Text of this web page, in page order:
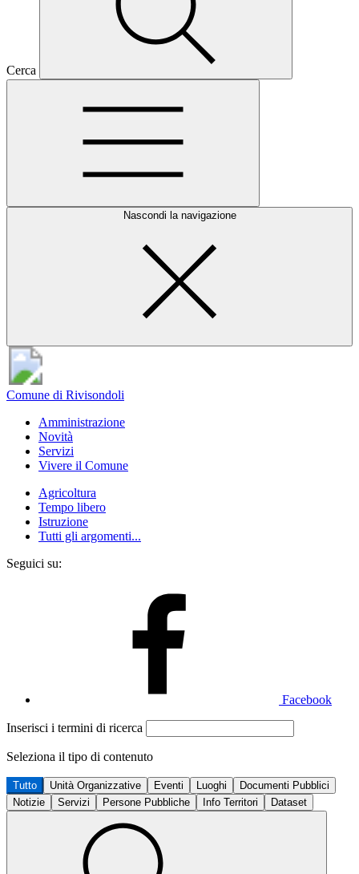
Cerca
Nascondi la navigazione
Comune di Rivisondoli
Amministrazione
Novità
Servizi
Vivere il Comune
Agricoltura
Tempo libero
Istruzione
Tutti gli argomenti...
Seguici su:
Facebook
Inserisci i termini di ricerca
Seleziona il tipo di contenuto
Tutto Unità Organizzative Eventi Luoghi
Documenti Pubblici
Notizie
Servizi Persone Pubbliche Info Territori Dataset